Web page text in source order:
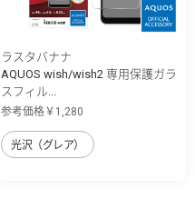
ラスタバナナ
AQUOS wish/wish2 専用保護ガラ
スフィル...
参考価格￥1,280
光沢（グレア）